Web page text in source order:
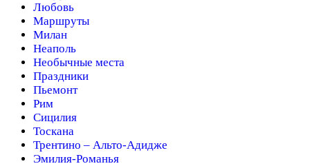
Любовь
Маршруты
Милан
Неаполь
Необычные места
Праздники
Пьемонт
Рим
Сицилия
Тоскана
Трентино – Альто-Адидже
Эмилия-Романья